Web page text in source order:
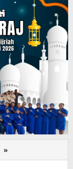
»
UP3